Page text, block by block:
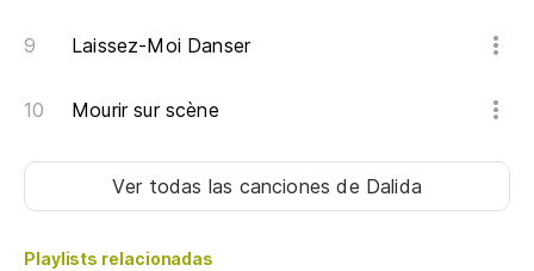
Laissez-Moi Danser
Mourir sur scène
Ver todas las cancionesde Dalida
Playlists relacionadas